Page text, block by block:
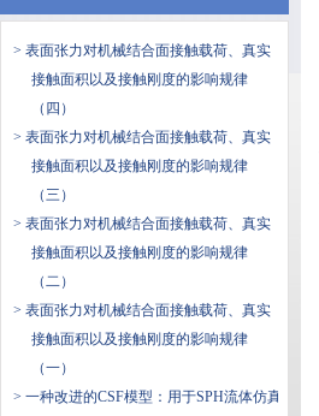
> 表面张力对机械结合面接触载荷、真实
接触面积以及接触刚度的影响规律
（四）
> 表面张力对机械结合面接触载荷、真实
接触面积以及接触刚度的影响规律
（三）
> 表面张力对机械结合面接触载荷、真实
接触面积以及接触刚度的影响规律
（二）
> 表面张力对机械结合面接触载荷、真实
接触面积以及接触刚度的影响规律
（一）
> 一种改进的CSF模型：用于SPH流体仿真